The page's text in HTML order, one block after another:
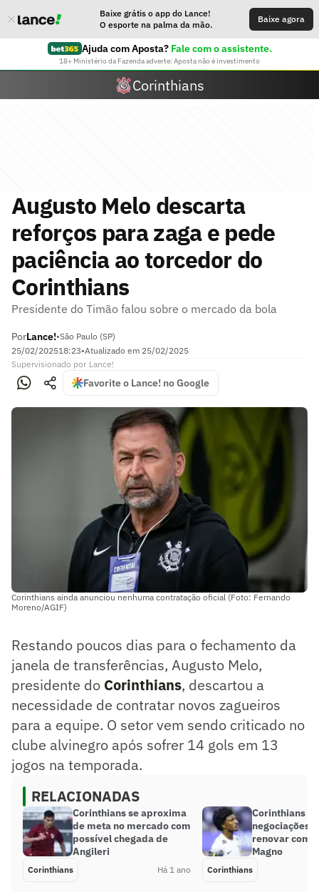
Baixe grátis o app do Lance!
O esporte na palma da mão.
Baixe agora
Ajuda com Aposta? Fale com o assistente.
18+ Ministério da Fazenda adverte: Aposta não é investimento
Corinthians
Augusto Melo descarta
reforços para zaga e pede
paciência ao torcedor do
Corinthians
Presidente do Timão falou sobre o mercado da bola
PorLance!•São Paulo (SP)
25/02/202518:23•Atualizado em 25/02/2025
Supervisionado por Lance!
Favorite o Lance! no Google
Corinthians ainda anunciou nenhuma contratação oficial (Foto: Fernando
Moreno/AGIF)
Restando poucos dias para o fechamento da
janela de transferências, Augusto Melo,
presidente do Corinthians, descartou a
necessidade de contratar novos zagueiros
para a equipe. O setor vem sendo criticado no
clube alvinegro após sofrer 14 gols em 13
jogos na temporada.
RELACIONADAS
Corinthians se aproxima
de meta no mercado com
possível chegada de
Angileri
Corinthians Há 1 ano
Corinthians
negociações
renovar com
Magno
Corinthians